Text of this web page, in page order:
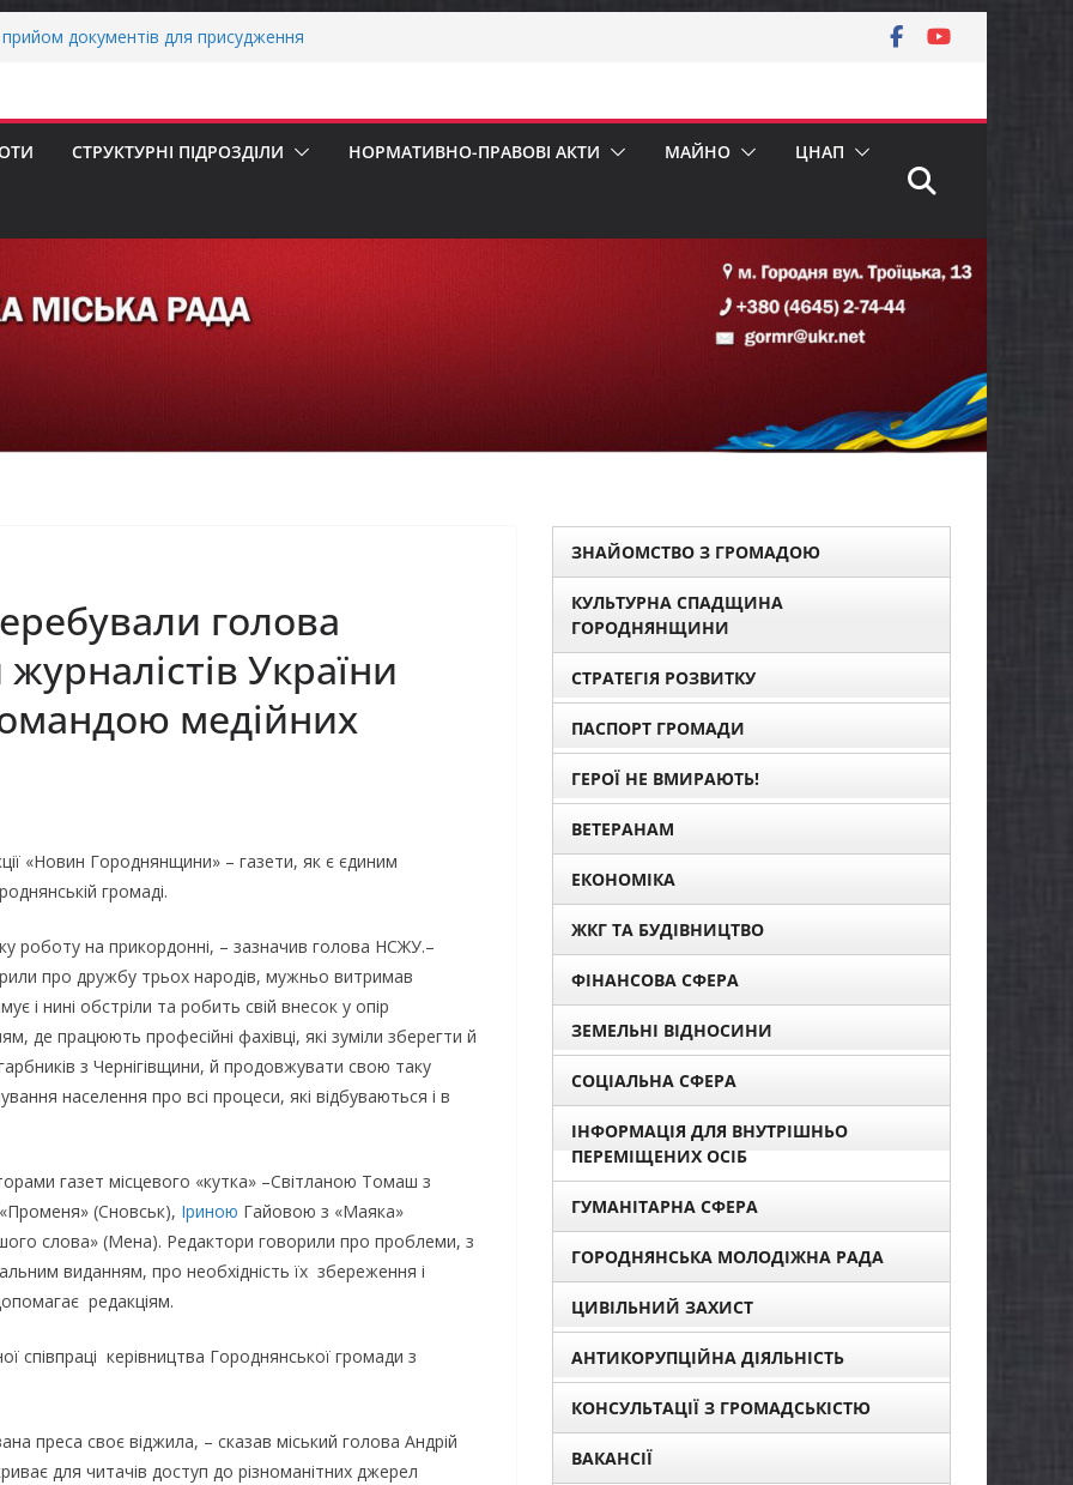
випробовує жителів громади
бізнесу!
СТРУКТУРНІ ПІДРОЗДІЛИ НОРМАТИВНО-ПРАВОВІ АКТИ МАЙНО ЦНАП
голова
України
медійних
«Новин Городнянщини» – газети, як є єдиним
громаді.
роботу на прикордонні, – зазначив голова НСЖУ.–
про дружбу трьох народів, мужньо витримав
і нині обстріли та робить свій внесок у опір
де працюють професійні фахівці, які зуміли зберегти й
з Чернігівщини, й продовжувати свою таку
населення про всі процеси, які відбуваються і в
газет місцевого «кутка» –Світланою Томаш з
(Сновськ), Іриною Гайовою з «Маяка»
слова» (Мена). Редактори говорили про проблеми, з
виданням, про необхідність їх збереження і
редакціям.
співпраці керівництва Городнянської громади з
преса своє віджила, – сказав міський голова Андрій
для читачів доступ до різноманітних джерел
ЗНАЙОМСТВО З ГРОМАДОЮ
КУЛЬТУРНА СПАДЩИНА
ГОРОДНЯНЩИНИ
СТРАТЕГІЯ РОЗВИТКУ
ПАСПОРТ ГРОМАДИ
ГЕРОЇ НЕ ВМИРАЮТЬ!
ВЕТЕРАНАМ
ЕКОНОМІКА
ЖКГ ТА БУДІВНИЦТВО
ФІНАНСОВА СФЕРА
ЗЕМЕЛЬНІ ВІДНОСИНИ
СОЦІАЛЬНА СФЕРА
ІНФОРМАЦІЯ ДЛЯ ВНУТРІШНЬО
ПЕРЕМІЩЕНИХ ОСІБ
ГУМАНІТАРНА СФЕРА
ГОРОДНЯНСЬКА МОЛОДІЖНА РАДА
ЦИВІЛЬНИЙ ЗАХИСТ
АНТИКОРУПЦІЙНА ДІЯЛЬНІСТЬ
КОНСУЛЬТАЦІЇ З ГРОМАДСЬКІСТЮ
ВАКАНСІЇ